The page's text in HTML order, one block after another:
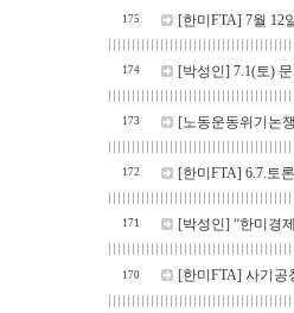
175 [한미FTA] 7월 12
174 [박성인] 7.1(토)
173 [노동운동위기논
172 [한미FTA] 6.7.토
171 [박성인] “한미경
170 [한미FTA] 사기공